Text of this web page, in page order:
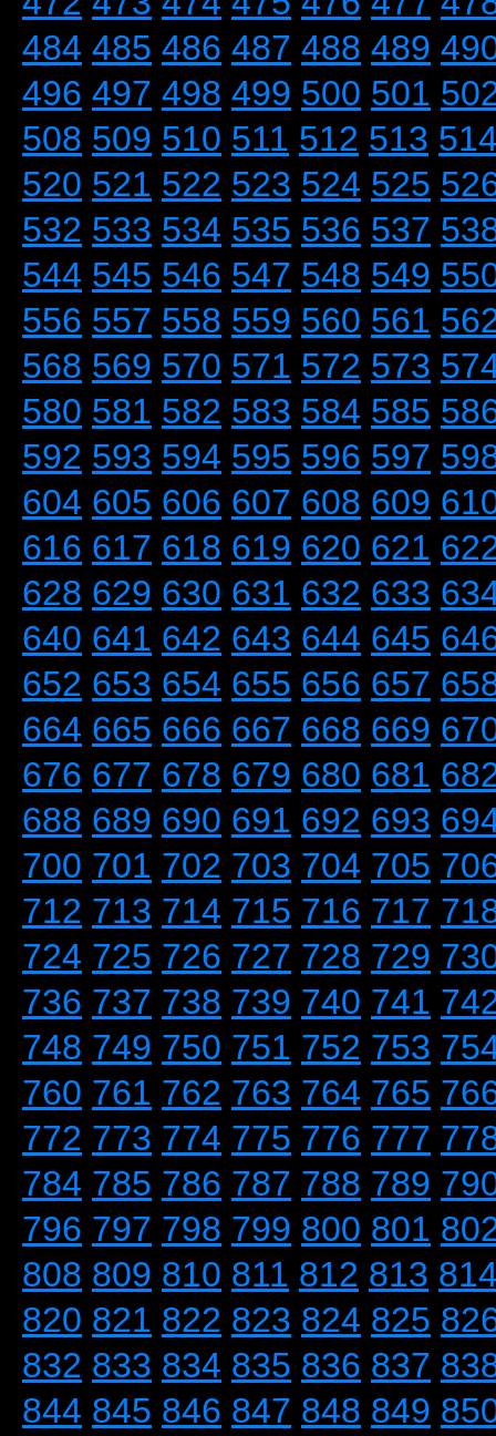
484 485 486 487 488 489
496 497 498 499 500 501
508 509 510 511 512 513
520 521 522 523 524 525
532 533 534 535 536 537
544 545 546 547 548 549
556 557 558 559 560 561
568 569 570 571 572 573
580 581 582 583 584 585
592 593 594 595 596 597
604 605 606 607 608 609
616 617 618 619 620 621
628 629 630 631 632 633
640 641 642 643 644 645
652 653 654 655 656 657
664 665 666 667 668 669
676 677 678 679 680 681
688 689 690 691 692 693
700 701 702 703 704 705
712 713 714 715 716 717
724 725 726 727 728 729
736 737 738 739 740 741
748 749 750 751 752 753
760 761 762 763 764 765
772 773 774 775 776 777
784 785 786 787 788 789
796 797 798 799 800 801
808 809 810 811 812 813
820 821 822 823 824 825
832 833 834 835 836 837
844 845 846 847 848 849